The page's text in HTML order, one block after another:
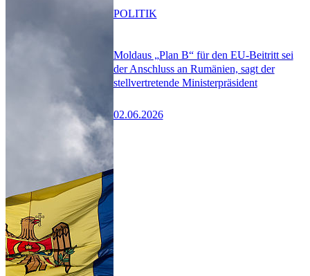
Moldaus „Plan B“ für den EU-Beitritt sei
der Anschluss an Rumänien, sagt der
stellvertretende Ministerpräsident
02.06.2026
POLITIK